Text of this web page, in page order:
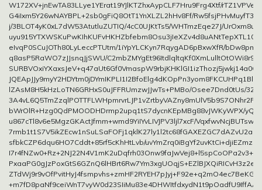
W172XV+jnEwTA83LLye1YErat19YJlKTZhxAypCLF7Hru9Frg4Xtf/
G4iIxm5Y26wNAYBPL+2sb0gFiQ8OtT1YnXLZL2hHv8Ff/Rw5fsjPHvMuyfT3/
j/3BLOT4yK0xL7dW53AtutluZUTIQ/4cC0UJKtTs5/WHTmzEqe27J/
eIvqP0SCuJOTh80LyLeccPTUtm/1iYpYLCKyn7RqygAD6pBxwXfR/
q8asP5RaWO7zJJsnqJjSWU/
lZAsM8H5kHzLoTN6GRHxS0uJFFRUmzwJJwTs+PMBo/Osee7Dnd0tUs/
bWrOlR+Hzg0QdPMOODHDrmp2upq1tS7dycnKEpMBg88vJWKyWPX/
u867cTl8v6e5MgzGKActJfmm+wmd9YiIYvLIVJPV3ljl7xcF/
sfbkCZP6dqu6HO7Cddt+85rf5cKhHtLvb/